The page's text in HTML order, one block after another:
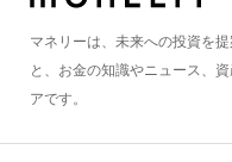
マネリーは、未来への投資を
と、お金の知識やニュース、
アです。